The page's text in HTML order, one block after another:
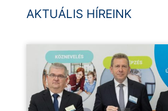
AKTUÁLIS HÍREINK